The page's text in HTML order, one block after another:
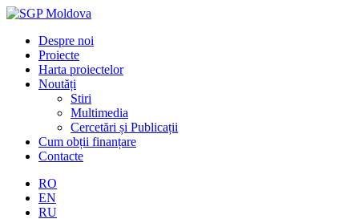
Despre noi
Proiecte
Harta proiectelor
Noutăți
Stiri
Multimedia
Cercetări și Publicații
Cum obții finanțare
Contacte
RO
EN
RU